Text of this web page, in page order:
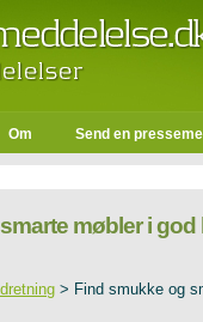
Om Send en
møbler i god
> Find smukke og